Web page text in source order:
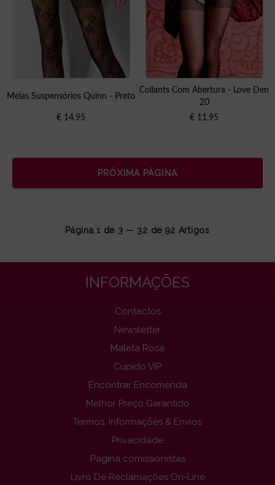
Meias Suspensórios Quinn - Preto
€ 14.95
Collants Com Abertura - Love Den
20
€ 11.95
PRÓXIMA PÁGINA
Página 1 de 3 — 32 de 92 Artigos
INFORMAÇÕES
Contactos
Newsletter
Maleta Rosa
Cupido VIP
Encontrar Encomenda
Melhor Preço Garantido
Termos, Informações & Envios
Privacidade
Página comissionistas
Livro De Reclamações On-Line